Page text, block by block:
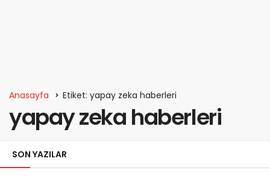
Anasayfa Etiket: yapay zeka haberleri
yapay zeka haberleri
SON YAZILAR